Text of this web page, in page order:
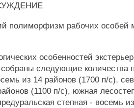
полиморфизм рабочих особей
особенностей
следующие количества
из 14 районов (1700 п/с),
(1100 п/с), южная
степная - восемь